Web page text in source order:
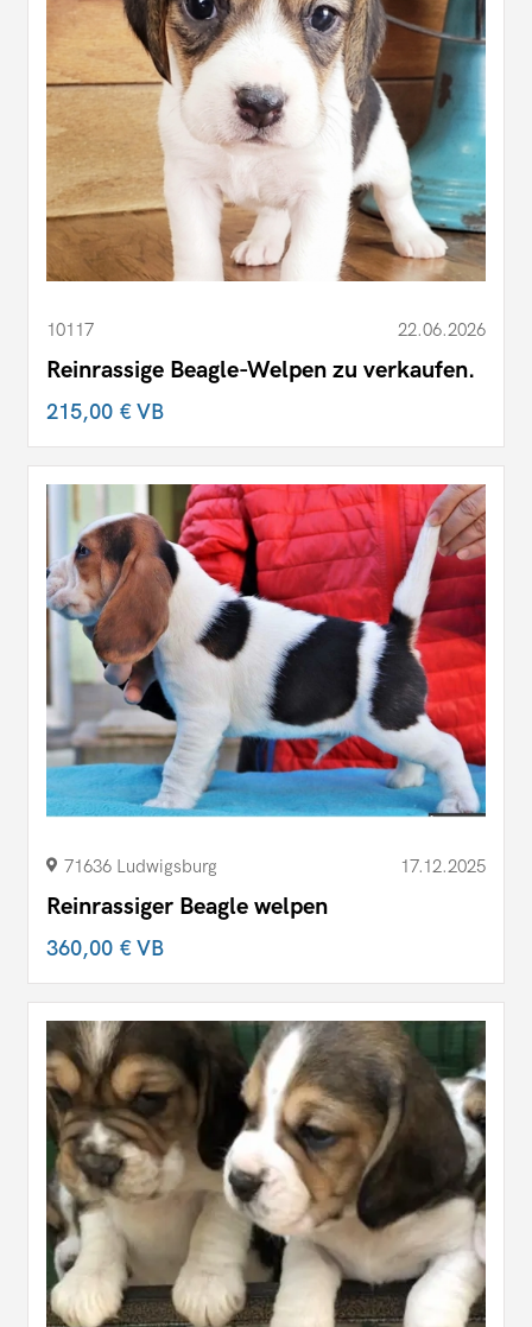
10117 22.06.2026
Reinrassige Beagle-Welpen zu verkaufen.
215,00 €VB
71636 Ludwigsburg 17.12.2025
Reinrassiger Beagle welpen
360,00 €VB